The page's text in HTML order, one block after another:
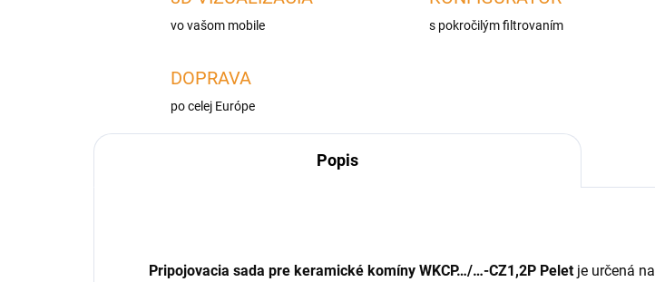
vo vašom mobile s pokročilým filtrovaním
DOPRAVA
po celej Európe
Popis
Pripojovacia sada pre keramické komíny WKCP…/…-CZ1,2P Peletje určená na